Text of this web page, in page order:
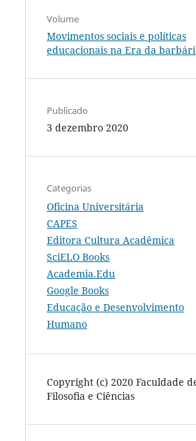
Volume
Movimentos sociais e políticas
educacionais na Era da
Publicado
3 dezembro 2020
Categorias
Oficina Universitária
CAPES
Editora Cultura Acadêmica
SciELO Books
Academia.Edu
Google Books
Educação e Desenvolvimento
Humano
Copyright (c) 2020 Faculdade
Filosofia e Ciências